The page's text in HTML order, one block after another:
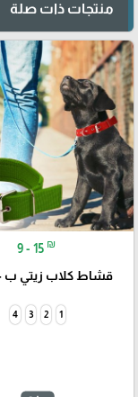
منتجات ذات صلة
9 - 15 ₪
قشاط كلاب زيتي ب 4 أحجام
1
2
3
4